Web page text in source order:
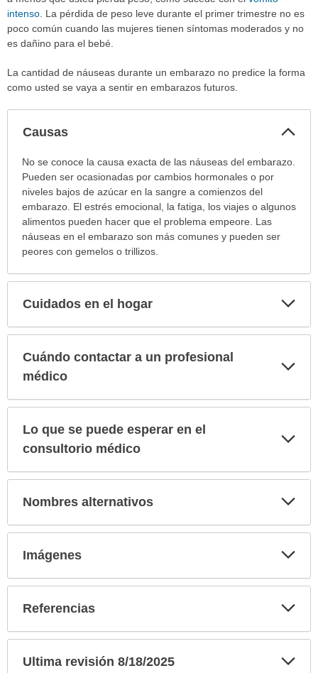
intenso . La pérdida de peso leve durante el primer trimestre no es
poco común cuando las mujeres tienen síntomas moderados y no
es dañino para el bebé.
La cantidad de náuseas durante un embarazo no predice la forma
como usted se vaya a sentir en embarazos futuros.
Causas
Causas
sido
extendido.
No se conoce la causa exacta de las náuseas del embarazo.
Pueden ser ocasionadas por cambios hormonales o por
niveles bajos de azúcar en la sangre a comienzos del
embarazo. El estrés emocional, la fatiga, los viajes o algunos
alimentos pueden hacer que el problema empeore. Las
náuseas en el embarazo son más comunes y pueden ser
peores con gemelos o trillizos.
Cuidados en el hogar
Cuándo contactar a un profesional
médico
Lo que se puede esperar en el
consultorio médico
Nombres alternativos
Imágenes
Referencias
Ultima revisión 8/18/2025